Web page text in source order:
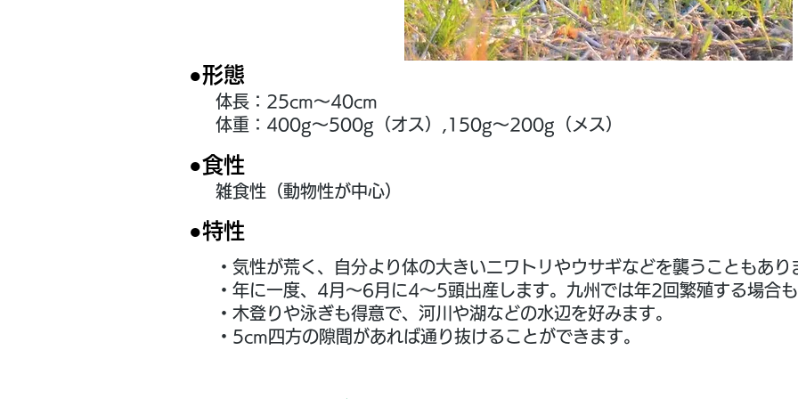
●形態
体長：25cm～40cm
体重：400g～500g（オス）,150g～200g（メス）
●食性
雑食性（動物性が中心）
●特性
・気性が荒く、自分より体の大きいニワトリやウサギなどを襲うこともあり
・年に一度、4月〜6月に4〜5頭出産します。九州では年2回繁殖する場合も
・木登りや泳ぎも得意で、河川や湖などの水辺を好みます。
・5cm四方の隙間があれば通り抜けることができます。